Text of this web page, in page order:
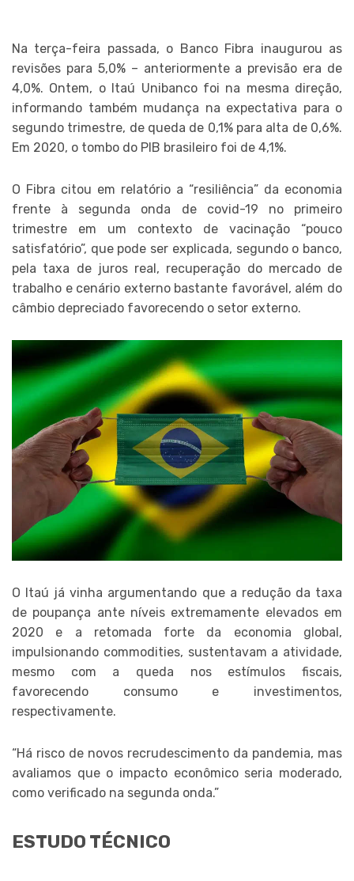
Na terça-feira passada, o Banco Fibra inaugurou as
revisões para 5,0% – anteriormente a previsão era de
4,0%. Ontem, o Itaú Unibanco foi na mesma direção,
informando também mudança na expectativa para o
segundo trimestre, de queda de 0,1% para alta de 0,6%.
Em 2020, o tombo do PIB brasileiro foi de 4,1%.
O Fibra citou em relatório a “resiliência” da economia
frente à segunda onda de covid-19 no primeiro
trimestre em um contexto de vacinação “pouco
satisfatório”, que pode ser explicada, segundo o banco,
pela taxa de juros real, recuperação do mercado de
trabalho e cenário externo bastante favorável, além do
câmbio depreciado favorecendo o setor externo.
O Itaú já vinha argumentando que a redução da taxa
de poupança ante níveis extremamente elevados em
2020 e a retomada forte da economia global,
impulsionando commodities, sustentavam a atividade,
mesmo com a queda nos estímulos fiscais,
favorecendo consumo e investimentos,
respectivamente.
“Há risco de novos recrudescimento da pandemia, mas
avaliamos que o impacto econômico seria moderado,
como verificado na segunda onda.”
ESTUDO TÉCNICO